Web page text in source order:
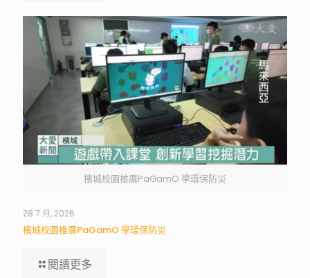
檳城校園推廣PaGamO 學環保防災
28 7 月, 2026
檳城校園推廣PaGamO 學環保防災
閱讀更多